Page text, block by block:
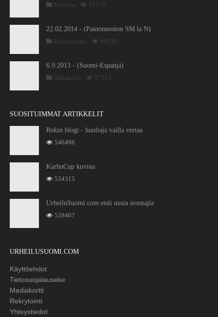
Keilailu
71179
22.02.2014 - (Painonnoston SM la N)
Painonnosto
69039
6.9.2013 - (Suomi-Espanja)
Jalkapallo
57515
SUOSITUIMMAT ARTIKKELIT
Rokin blogi - huoltaja vailla vertaa
546498
KarhuCup kuvina
534315
UrheiluSuomi.com etsii uusia avustajia
528407
URHEILUSUOMI.COM
Käyttöehdot
Tietosuojalauseke
Mediakortti
Rekrytointi
Yhteystiedot